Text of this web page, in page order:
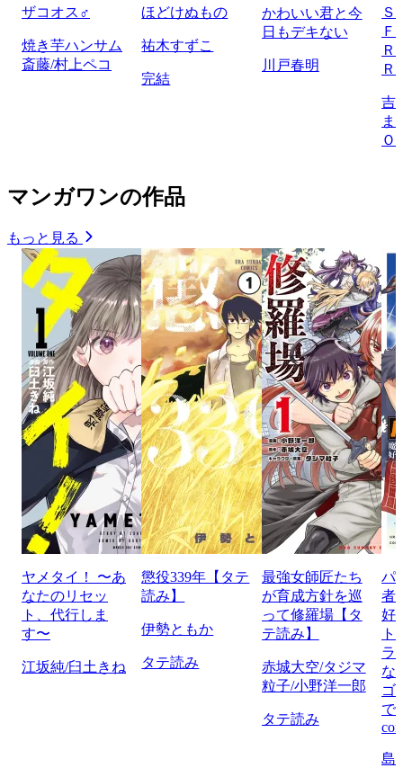
ザコオス♂
焼き芋ハンサム
斎藤/村上ペコ
ほどけぬもの
祐木すずこ
完結
かわいい君と今
日もデキない
川戸春明
Ｆ
Ｒ
吉
ま
Ｏ
マンガワンの作品
もっと見る
ヤメタイ！ 〜あ
なたのリセッ
ト、代行しま
す〜
江坂純/臼土きね
懲役339年【タテ
読み】
伊勢ともか
タテ読み
最強女師匠たち
が育成方針を巡
って修羅場【タ
テ読み】
赤城大空/タジマ
粒子/小野洋一郎
タテ読み
パ
者
好
ト
ラ
な
ゴ
で
島